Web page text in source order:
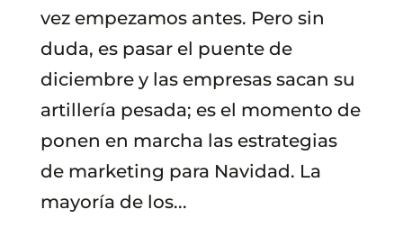
vez empezamos antes. Pero sin
duda, es pasar el puente de
diciembre y las empresas sacan su
artillería pesada; es el momento de
ponen en marcha las estrategias
de marketing para Navidad. La
mayoría de los...